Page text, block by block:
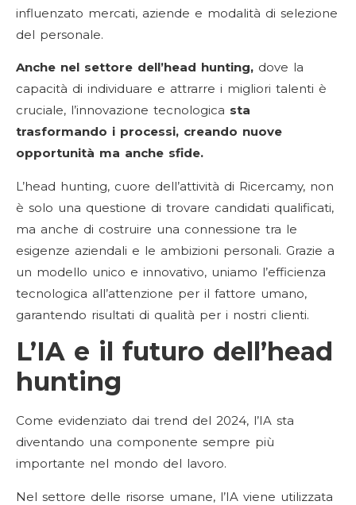
influenzato mercati, aziende e modalità di selezione
del personale.
Anche nel settore dell’head hunting, dove la
capacità di individuare e attrarre i migliori talenti è
cruciale, l’innovazione tecnologica sta
trasformando i processi, creando nuove
opportunità ma anche sfide.
L’head hunting, cuore dell’attività di Ricercamy, non
è solo una questione di trovare candidati qualificati,
ma anche di costruire una connessione tra le
esigenze aziendali e le ambizioni personali. Grazie a
un modello unico e innovativo, uniamo l’efficienza
tecnologica all’attenzione per il fattore umano,
garantendo risultati di qualità per i nostri clienti.
L’IA e il futuro dell’head
hunting
Come evidenziato dai trend del 2024, l’IA sta
diventando una componente sempre più
importante nel mondo del lavoro.
Nel settore delle risorse umane, l’IA viene utilizzata